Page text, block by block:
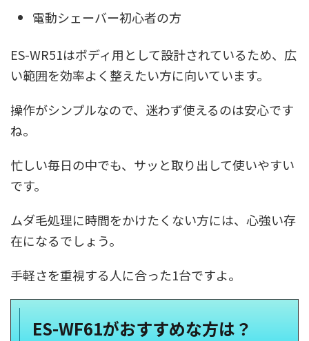
電動シェーバー初心者の方
ES-WR51はボディ用として設計されているため、広
い範囲を効率よく整えたい方に向いています。
操作がシンプルなので、迷わず使えるのは安心です
ね。
忙しい毎日の中でも、サッと取り出して使いやすい
です。
ムダ毛処理に時間をかけたくない方には、心強い存
在になるでしょう。
手軽さを重視する人に合った1台ですよ。
ES-WF61がおすすめな方は？